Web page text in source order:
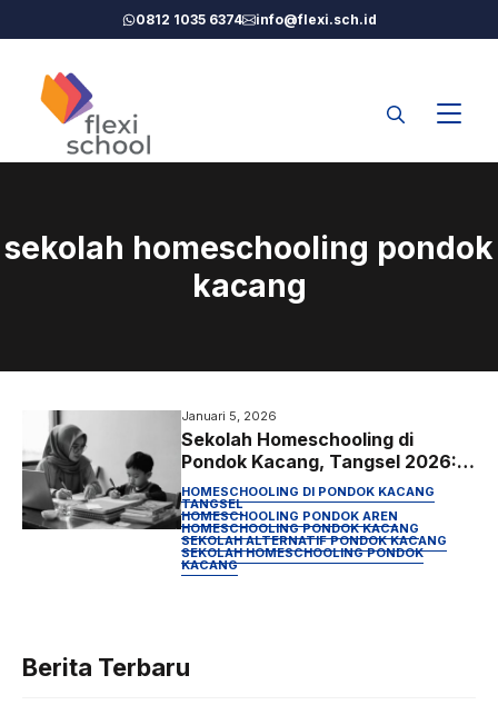
ke
0812 1035 6374 info@flexi.sch.id
sekolah homeschooling pondok
kacang
Januari 5, 2026
Sekolah Homeschooling di
Pondok Kacang, Tangsel 2026:
Legal, Dekat, dan Berijazah
Resmi
HOMESCHOOLING DI PONDOK KACANG
TANGSEL
HOMESCHOOLING PONDOK AREN
HOMESCHOOLING PONDOK KACANG
SEKOLAH ALTERNATIF PONDOK KACANG
SEKOLAH HOMESCHOOLING PONDOK
KACANG
Berita Terbaru